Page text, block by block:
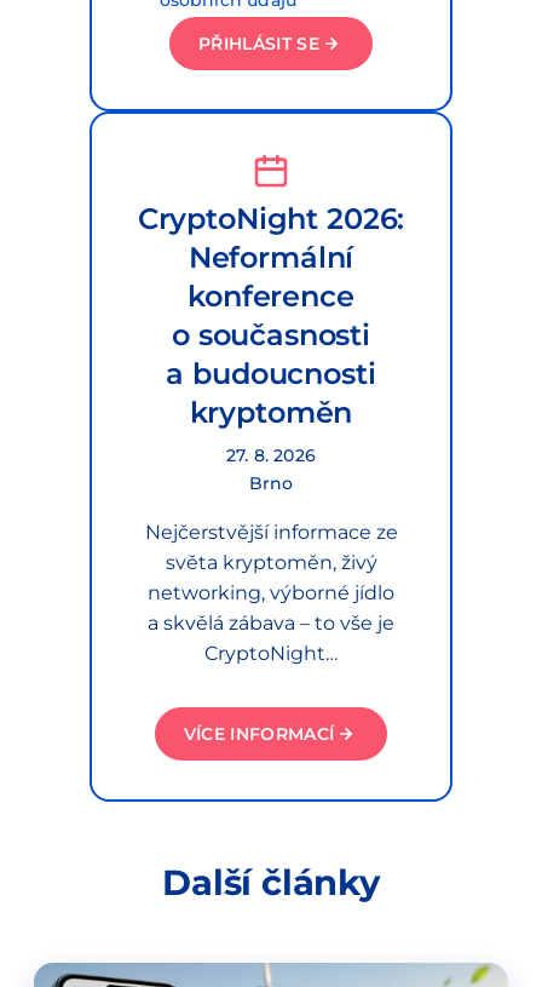
PŘIHLÁSIT SE
CryptoNight 2026:
Neformální
konference
o současnosti
a budoucnosti
kryptoměn
27. 8. 2026
Brno
Nejčerstvější informace ze
světa kryptoměn, živý
networking, výborné jídlo
a skvělá zábava – to vše je
CryptoNight…
VÍCE INFORMACÍ
Další články